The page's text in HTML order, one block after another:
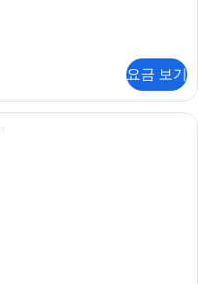
요금 보기
고급 침구, 템퍼페딕 침대, 객실 내 금고